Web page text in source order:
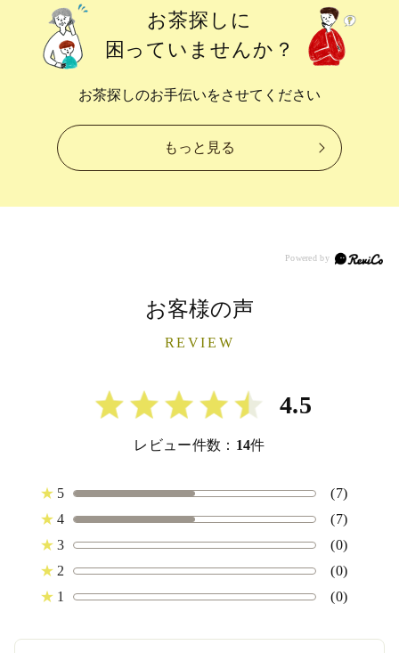
お茶探しに
困っていませんか？
お茶探しのお手伝いをさせてください
もっと見る
お客様の声
REVIEW
4.5
レビュー件数： 14件
★ 5
(7)
★ 4
(7)
★ 3
(0)
★ 2
(0)
★ 1 (0)